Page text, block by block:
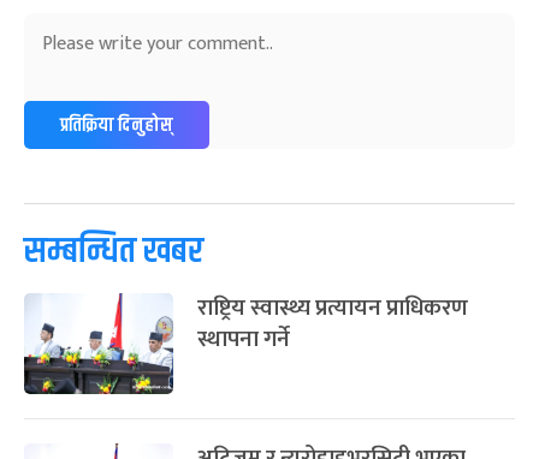
प्रतिक्रिया दिनुहोस्
सम्बन्धित खबर
राष्ट्रिय स्वास्थ्य प्रत्यायन प्राधिकरण
स्थापना गर्ने